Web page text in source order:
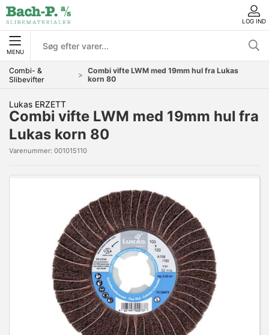
LOG IND
MENU
Combi- &
Slibevifter
Combi vifte LWM med 19mm hul fra Lukas
korn 80
Lukas ERZETT
Combi vifte LWM med 19mm hul fra
Lukas korn 80
Varenummer: 001015110